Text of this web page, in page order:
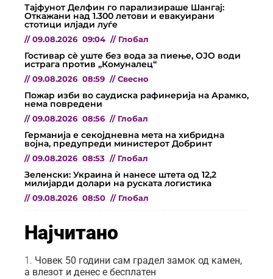
Тајфунот Делфин го парализираше Шангај:
Откажани над 1.300 летови и евакуирани
стотици илјади луѓе
// 09.08.2026 09:04 // Глобал
Гостивар сè уште без вода за пиење, ОЈО води
истрага против „Комуналец“
// 09.08.2026 08:59 // Свесно
Пожар изби во саудиска рафинерија на Арамко,
нема повредени
// 09.08.2026 08:56 // Глобал
Германија е секојдневна мета на хибридна
војна, предупреди министерот Добринт
// 09.08.2026 08:53 // Глобал
Зеленски: Украина ѝ нанесе штета од 12,2
милијарди долари на руската логистика
// 09.08.2026 08:50 // Глобал
Најчитано
Човек 50 години сам градел замок од камен,
а влезот и денес е бесплатен